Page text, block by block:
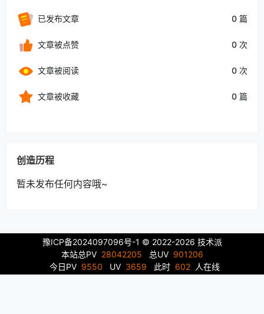
已发布文章 0 篇
文章被点赞 0 次
文章被阅读 0 次
文章被收藏 0 篇
创造历程
暂未发布任何内容哦~
豫ICP备2024097096号-1 © 2022-2026 技术派
本站总PV 28042205 总UV 901206
今日PV 9550 UV 3659 此时 602人在线